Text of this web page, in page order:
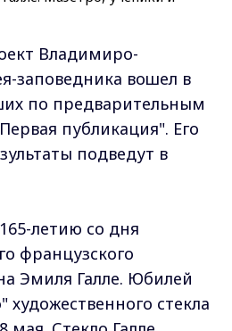
Владимиро-
заповедника вошел в
по предварительным
публикация". Его
подведут в
летию со дня
французского
Эмиля Галле. Юбилей
художественного стекла